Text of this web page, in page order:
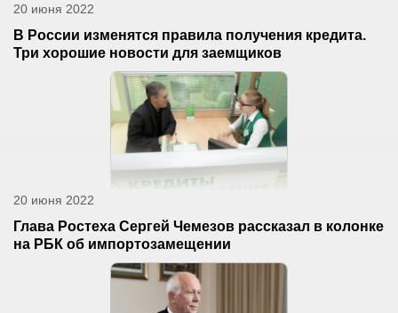
20 июня 2022
В России изменятся правила получения кредита.
Три хорошие новости для заемщиков
20 июня 2022
Глава Ростеха Сергей Чемезов рассказал в колонке
на РБК об импортозамещении